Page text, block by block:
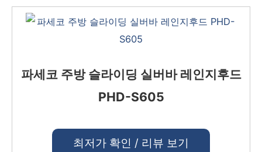
파세코 주방 슬라이딩 실버바 레인지후드
PHD-S605
최저가 확인 / 리뷰 보기